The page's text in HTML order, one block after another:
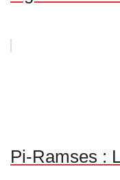
Pi-Ramses :